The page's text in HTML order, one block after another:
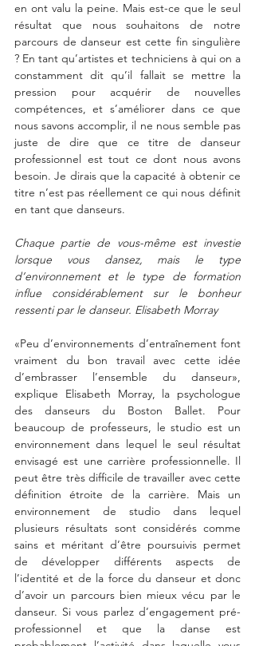
en ont valu la peine. Mais est-ce que le seul
résultat que nous souhaitons de notre
parcours de danseur est cette fin singulière
? En tant qu’artistes et techniciens à qui on a
constamment dit qu’il fallait se mettre la
pression pour acquérir de nouvelles
compétences, et s’améliorer dans ce que
nous savons accomplir, il ne nous semble pas
juste de dire que ce titre de danseur
professionnel est tout ce dont nous avons
besoin. Je dirais que la capacité à obtenir ce
titre n’est pas réellement ce qui nous définit
en tant que danseurs.
Chaque partie de vous-même est investie
lorsque vous dansez, mais le type
d’environnement et le type de formation
influe considérablement sur le bonheur
ressenti par le danseur. Elisabeth Morray
«Peu d’environnements d’entraînement font
vraiment du bon travail avec cette idée
d’embrasser l’ensemble du danseur»,
explique Elisabeth Morray, la psychologue
des danseurs du Boston Ballet. Pour
beaucoup de professeurs, le studio est un
environnement dans lequel le seul résultat
envisagé est une carrière professionnelle. Il
peut être très difficile de travailler avec cette
définition étroite de la carrière. Mais un
environnement de studio dans lequel
plusieurs résultats sont considérés comme
sains et méritant d’être poursuivis permet
de développer différents aspects de
l’identité et de la force du danseur et donc
d’avoir un parcours bien mieux vécu par le
danseur. Si vous parlez d’engagement pré-
professionnel et que la danse est